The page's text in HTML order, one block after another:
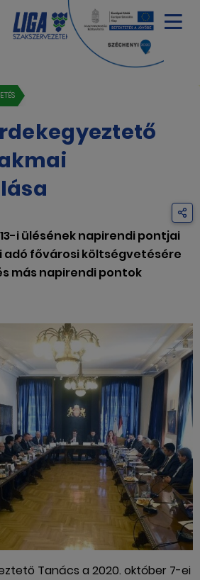
13-i ülésének napirendi pontjai
adó fővárosi költségvetésére
más napirendi pontok
Tanács a 2020. október 7-ei